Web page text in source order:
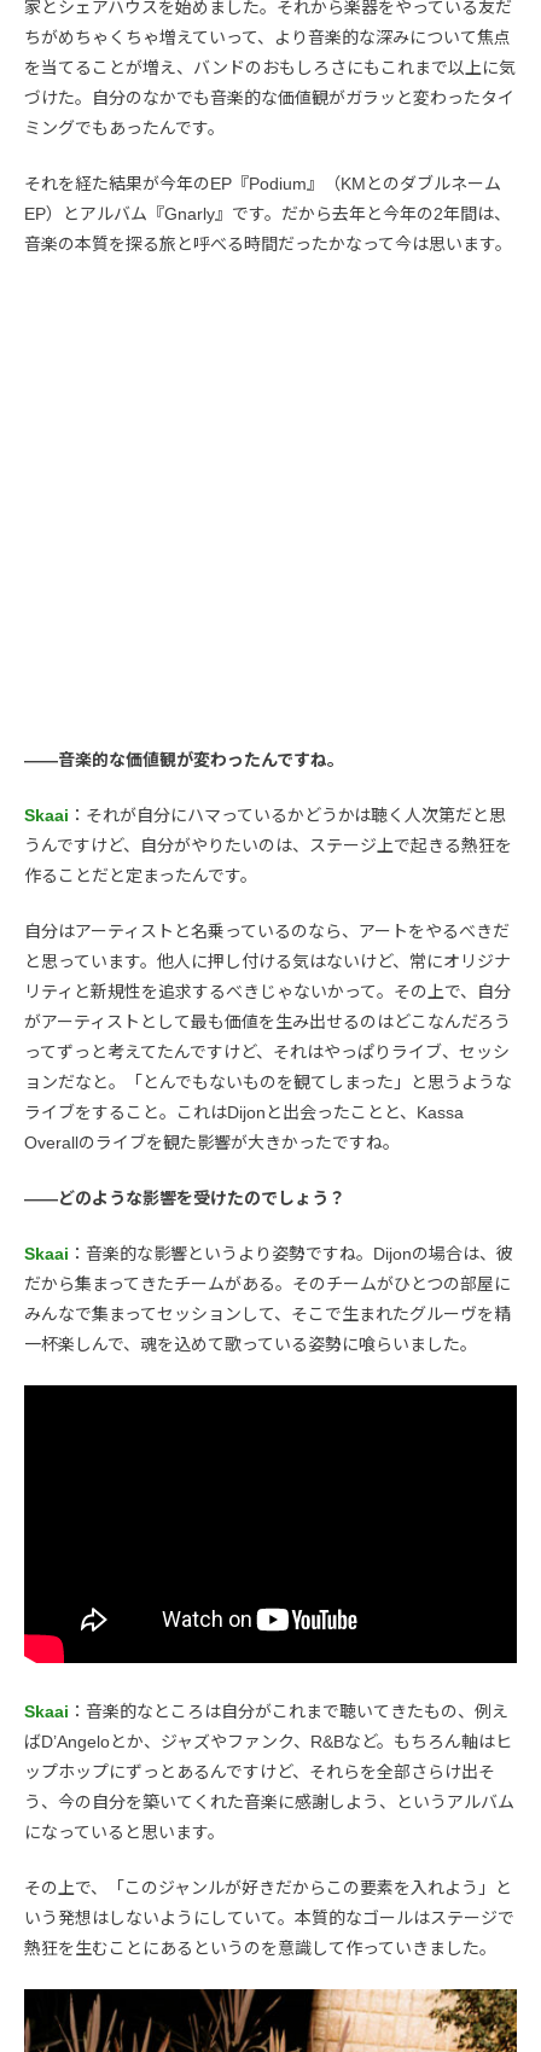
家とシェアハウスを始めました。それから楽器をやっている友だ
ちがめちゃくちゃ増えていって、より音楽的な深みについて焦点
を当てることが増え、バンドのおもしろさにもこれまで以上に気
づけた。自分のなかでも音楽的な価値観がガラッと変わったタイ
ミングでもあったんです。
それを経た結果が今年のEP『Podium』（KMとのダブルネーム
EP）とアルバム『Gnarly』です。だから去年と今年の2年間は、
音楽の本質を探る旅と呼べる時間だったかなって今は思います。
――音楽的な価値観が変わったんですね。
Skaai ：それが自分にハマっているかどうかは聴く人次第だと思
うんですけど、自分がやりたいのは、ステージ上で起きる熱狂を
作ることだと定まったんです。
自分はアーティストと名乗っているのなら、アートをやるべきだ
と思っています。他人に押し付ける気はないけど、常にオリジナ
リティと新規性を追求するべきじゃないかって。その上で、自分
がアーティストとして最も価値を生み出せるのはどこなんだろう
ってずっと考えてたんですけど、それはやっぱりライブ、セッシ
ョンだなと。「とんでもないものを観てしまった」と思うような
ライブをすること。これはDijonと出会ったことと、Kassa
Overallのライブを観た影響が大きかったですね。
――どのような影響を受けたのでしょう？
Skaai ：音楽的な影響というより姿勢ですね。Dijonの場合は、彼
だから集まってきたチームがある。そのチームがひとつの部屋に
みんなで集まってセッションして、そこで生まれたグルーヴを精
一杯楽しんで、魂を込めて歌っている姿勢に喰らいました。
Skaai ：音楽的なところは自分がこれまで聴いてきたもの、例え
ばD’Angeloとか、ジャズやファンク、R&Bなど。もちろん軸はヒ
ップホップにずっとあるんですけど、それらを全部さらけ出そ
う、今の自分を築いてくれた音楽に感謝しよう、というアルバム
になっていると思います。
その上で、「このジャンルが好きだからこの要素を入れよう」と
いう発想はしないようにしていて。本質的なゴールはステージで
熱狂を生むことにあるというのを意識して作っていきました。